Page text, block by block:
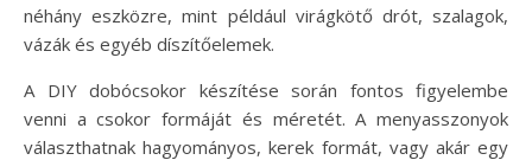
néhány eszközre, mint például virágkötő drót, szalagok,
vázák és egyéb díszítőelemek.
A DIY dobócsokor készítése során fontos figyelembe
venni a csokor formáját és méretét. A menyasszonyok
választhatnak hagyományos, kerek formát, vagy akár egy